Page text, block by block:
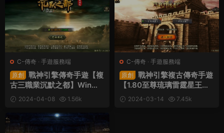
C-傳奇 · 手遊服務端
原創
戰神引擎傳奇手遊【複
古三職業沉默之都】Win一
鍵服務端+GM授權後台+安
卓蘋果雙端+視頻架設教程
2024-04-08
1.56k
C-傳奇 · 手遊服務端
原創
戰神引擎複古傳奇手遊
【1.80至尊琉璃雷霆星王終
極金币版】Win一鍵端+安卓
蘋果雙端+GM授權後台+架
2024-03-14
7.45k